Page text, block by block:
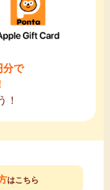
分で
！
はこちら